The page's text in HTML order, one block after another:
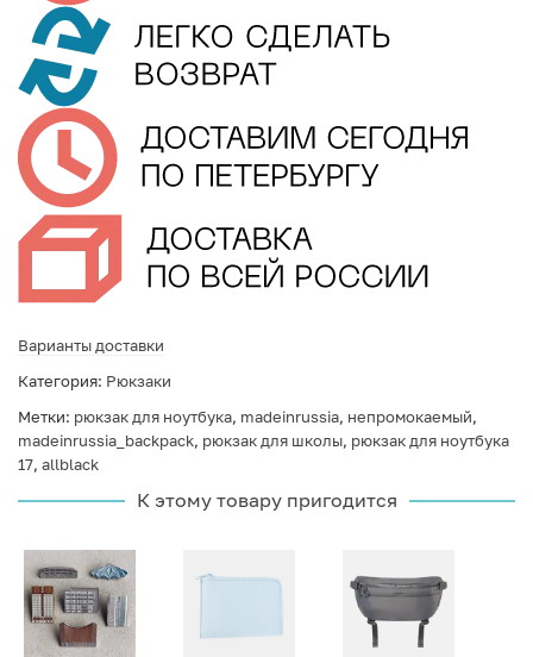
Варианты доставки
Категория: Рюкзаки
Метки: рюкзак для ноутбука, madeinrussia, непромокаемый,
madeinrussia_backpack, рюкзак для школы, рюкзак для ноутбука
17, allblack
К этому товару пригодится